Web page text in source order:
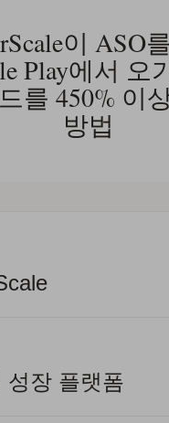
이 ASO
Play에서 오
를 450% 이
방법
성장 플랫폼